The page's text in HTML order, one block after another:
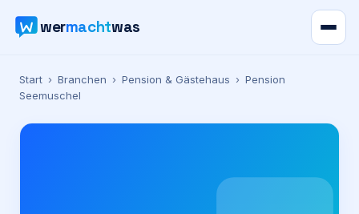
wermachtwas
Verzeichnis
Karte
Start › Branchen › Pension & Gästehaus › Pension
Seemuschel